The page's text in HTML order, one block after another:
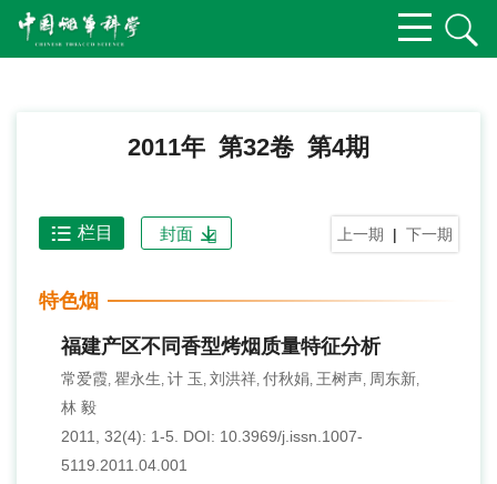
2011年 第32卷 第4期
上一期 | 下一期
栏目 封面
特色烟
福建产区不同香型烤烟质量特征分析
常爱霞, 瞿永生, 计 玉 , 刘洪祥, 付秋娟, 王树声, 周东新,
林 毅
2011, 32(4): 1-5.
DOI: 10.3969/j.issn.1007-
5119.2011.04.001